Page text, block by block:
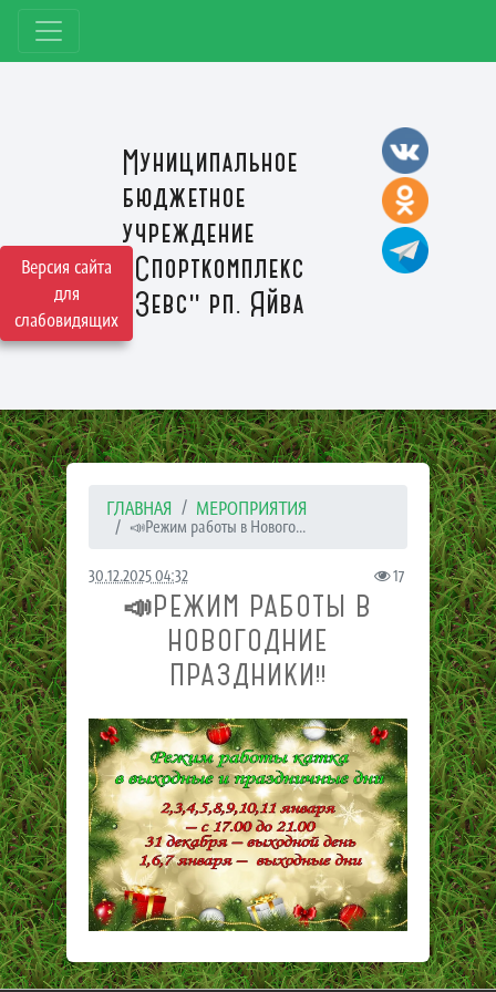
Версия сайта
для
слабовидящих
Муниципальное
бюджетное
учреждение
"Спорткомплекс
"Зевс" рп. Яйва
ГЛАВНАЯ МЕРОПРИЯТИЯ
📣Режим работы в Нового...
30.12.2025 04:32 17
📣РЕЖИМ РАБОТЫ В
НОВОГОДНИЕ
ПРАЗДНИКИ‼